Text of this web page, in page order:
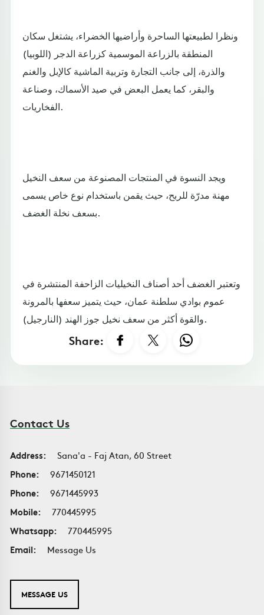
ونظرا لطبيعتها الساحرة وأراضيها الخضراء، يشتغل سكان
المنطقة بالزراعة الموسمية كزراعة الدجر (اللوبيا)
والذرة، إلى جانب التجارة وتربية الماشية كالإبل والغنم
والبقر، كما يعمل البعض في صيد الأسماك، وصناعة
الفخاريات.
ويجد النسوة في المنتجات المصنوعة من سعف النخيل
مهنة مدرّة للربح، حيث يقمن باستخدام نوع خاص يسمى
بسعف نخلة الغضف.
وتعتبر الغضف أحد أصناف النخيليات الزاحفة المنتشرة في
عموم بوادي سلطنة عمان، حيث يتميز سعفها بالمرونة
والقوة أكثر من سعف نخيل جوز الهند (النارجيل).
Share:
Contact Us
Address:
Sana'a - Faj Atan, 60 Street
Phone:
9671450121
Phone:
9671445993
Mobile:
770445995
Whatsapp:
770445995
Email:
Message Us
MESSAGE US